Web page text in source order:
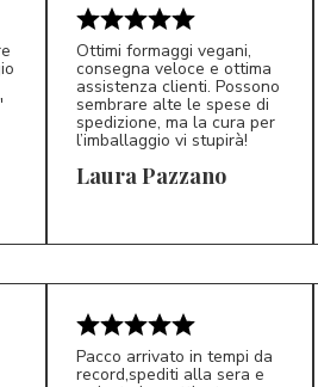
LP 5/5
Ottimi formaggi vegani,
consegna veloce e ottima
assistenza clienti. Possono
sembrare alte le spese di
spedizione, ma la cura per
l’imballaggio vi stupirà!
Laura Pazzano
Pacco arrivato in tempi da
record,spediti alla sera e